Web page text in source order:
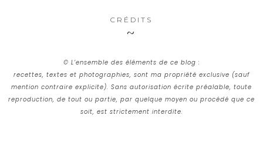
CRÉDITS
© L’ensemble des éléments de ce blog :
recettes, textes et photographies, sont ma propriété exclusive (sauf
mention contraire explicite). Sans autorisation écrite préalable, toute
reproduction, de tout ou partie, par quelque moyen ou procédé que ce
soit, est strictement interdite.